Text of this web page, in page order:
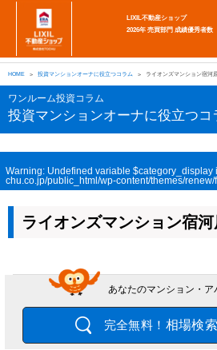
LIXIL不動産ショップ
2026年 売買部門 成績優秀者数
売
り
た
い
買
い
た
い
相
談
し
た
い
勉
強
し
た
い
強
み
会
社
案
採
用
情
HOME 投資マンションオーナに役立つコラム ライオンズマンション宿河
ワンルーム投資コラム
投資マンションオーナに役立つコ
Warning: Undefined variable $category_display
chu.co.jp/public_html/wp-content/themes/
ライオンズマンション宿河
あなたのマンション・
完全無料！ 相場検